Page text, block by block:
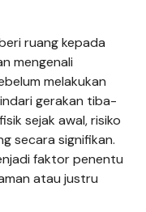
ruang kepada
mengenali
melakukan
gerakan tiba-
sejak awal, risiko
secara signifikan.
faktor penentu
atau justru